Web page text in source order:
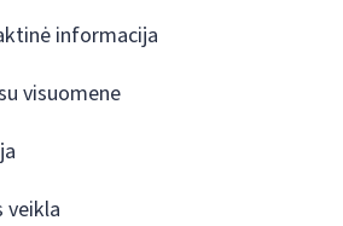
informacija
visuomene
veikla